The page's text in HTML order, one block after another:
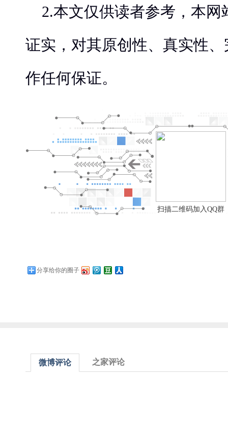
2.本文仅供读者参考，本网
证实，对其原创性、真实性
作任何保证。
扫描二维码加入QQ群
分享给你的圈子
微博评论 之家评论